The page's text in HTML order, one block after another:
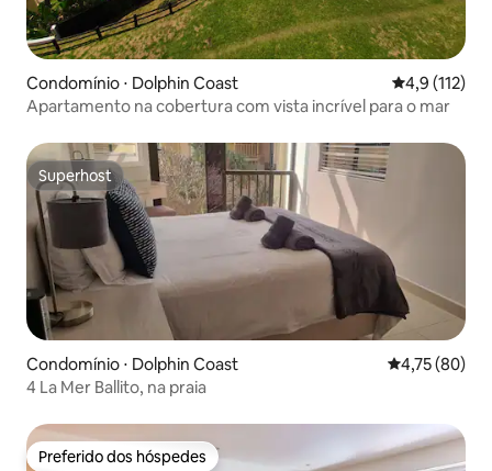
Condomínio ⋅ Dolphin Coast 4,9 de uma
4,9 (112)
Apartamento na cobertura com vista incrível para o mar
Superhost
Superhost
Condomínio ⋅ Dolphin Coast 4,75 de uma
4,75 (80)
4 La Mer Ballito, na praia
Preferido dos hóspedes
Preferido dos hóspedes